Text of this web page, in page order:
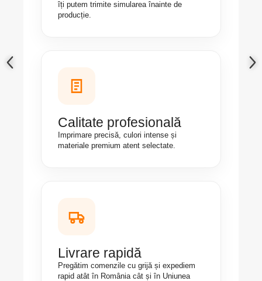
îți putem trimite simularea înainte de
producție.
Calitate profesională
Imprimare precisă, culori intense și
materiale premium atent selectate.
Livrare rapidă
Pregătim comenzile cu grijă și expediem
rapid atât în România cât și în Uniunea